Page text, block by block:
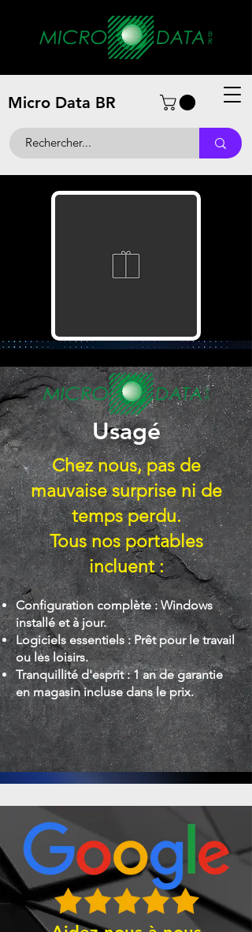
Micro Data BR
Usagé
Chez nous, pas de
mauvaise surprise ni de
temps perdu.
Tous nos portables
incluent :
Configuration complète : Windows
installé et à jour.
Logiciels essentiels : Prêt pour le travail
ou les loisirs.
Tranquillité d'esprit : 1 an de garantie
en magasin incluse dans le prix.